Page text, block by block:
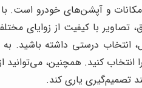
و آپشن‌های خودرو است. با
با کیفیت از زوایای
انتخاب درستی داشته باشید.
کنید. همچنین، می‌توانید
تصمیم‌گیری یاری کند.